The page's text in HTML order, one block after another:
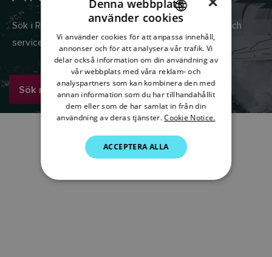
Sök i Raymarines globala nätverk av återförsäljare och
servicecenter
Sök nu
ENGLISH
FRENCH
DANISH
ITALIAN
SWEDISH
DUTCH
Denna webbplats
använder cookies
Vi använder cookies för att anpassa innehåll,
annonser och för att analysera vår trafik. Vi
delar också information om din användning av
vår webbplats med våra reklam- och
analyspartners som kan kombinera den med
annan information som du har tillhandahållit
dem eller som de har samlat in från din
användning av deras tjänster. Cookie Notice.
ACCEPTERA ALLA